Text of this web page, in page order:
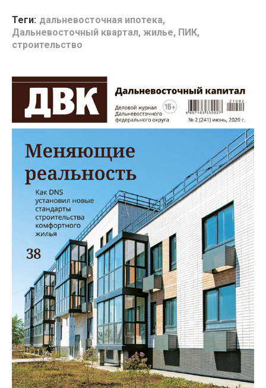
Теги: дальневосточная ипотека,
Дальневосточный квартал, жилье, ПИК,
строительство